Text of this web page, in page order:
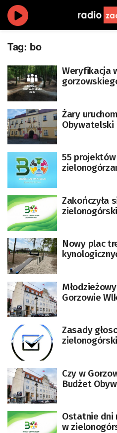
Tag: bo
Weryfikacja
Żary
Obywatelski
55
Zakończyła
Nowy plac
Gorzowie
Zasady
Czy w
Budżet
Ostatnie dni
w